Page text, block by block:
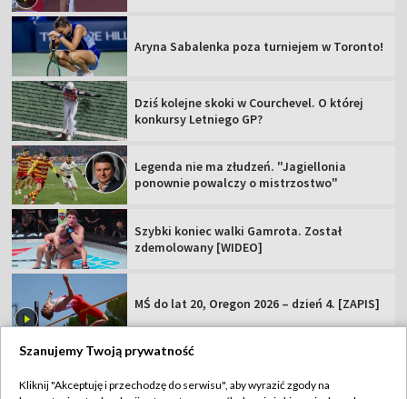
Aryna Sabalenka poza turniejem w Toronto!
Dziś kolejne skoki w Courchevel. O której
konkursy Letniego GP?
Legenda nie ma złudzeń. "Jagiellonia
ponownie powalczy o mistrzostwo"
Szybki koniec walki Gamrota. Został
zdemolowany [WIDEO]
MŚ do lat 20, Oregon 2026 – dzień 4. [ZAPIS]
Szanujemy Twoją prywatność
Kliknij "Akceptuję i przechodzę do serwisu", aby wyrazić zgody na